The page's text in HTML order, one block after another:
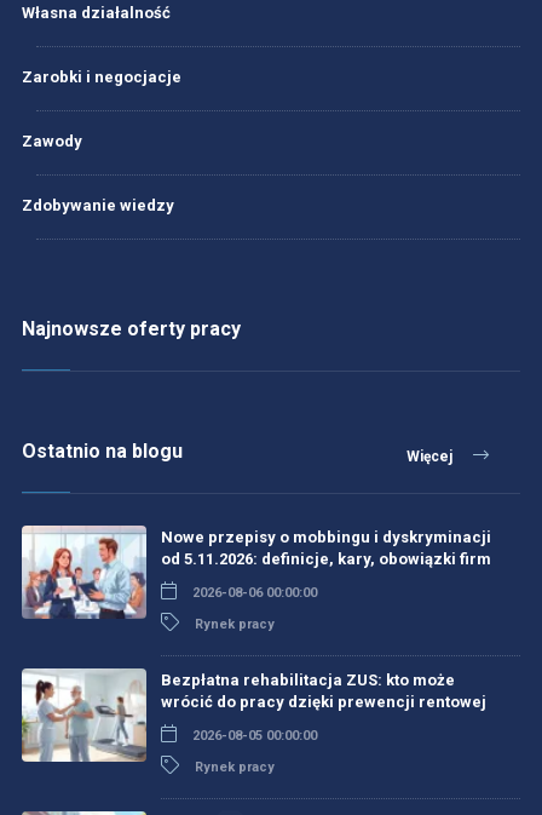
Własna działalność
Zarobki i negocjacje
Zawody
Zdobywanie wiedzy
Najnowsze oferty pracy
Ostatnio na blogu Więcej
Nowe przepisy o mobbingu i dyskryminacji
od 5.11.2026: definicje, kary, obowiązki firm
2026-08-06 00:00:00
Rynek pracy
Bezpłatna rehabilitacja ZUS: kto może
wrócić do pracy dzięki prewencji rentowej
2026-08-05 00:00:00
Rynek pracy